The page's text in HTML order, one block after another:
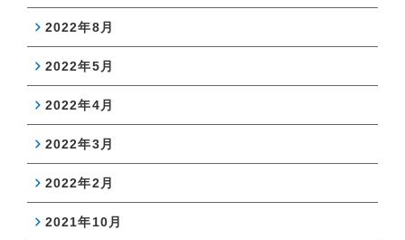
2022年8月
2022年5月
2022年4月
2022年3月
2022年2月
2021年10月